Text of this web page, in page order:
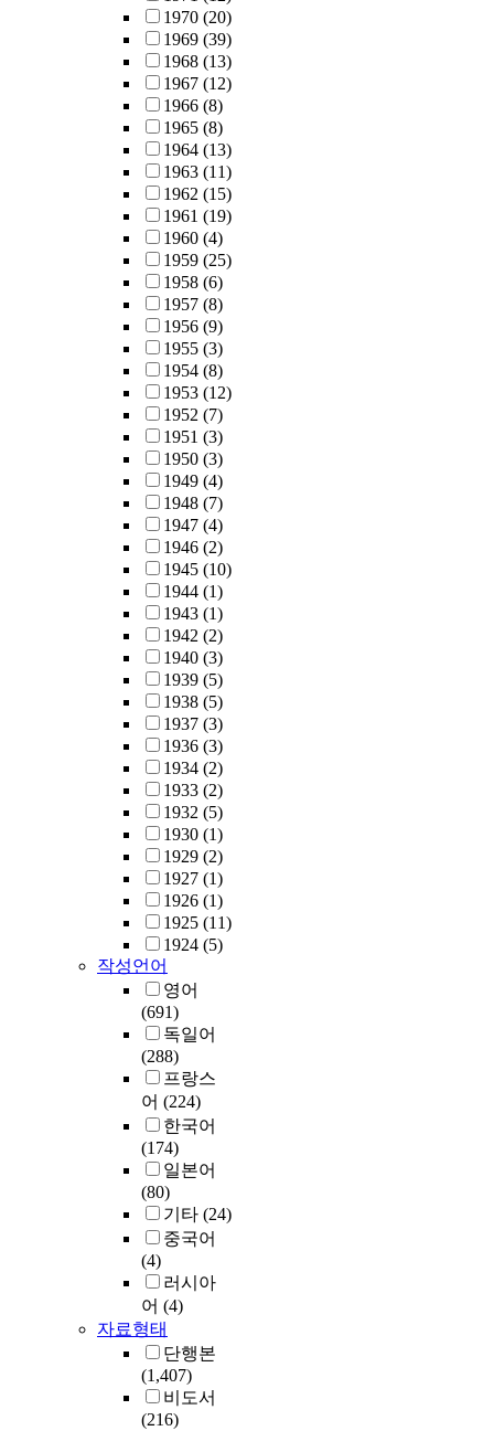
1970 (20)
1969 (39)
1968 (13)
1967 (12)
1966 (8)
1965 (8)
1964 (13)
1963 (11)
1962 (15)
1961 (19)
1960 (4)
1959 (25)
1958 (6)
1957 (8)
1956 (9)
1955 (3)
1954 (8)
1953 (12)
1952 (7)
1951 (3)
1950 (3)
1949 (4)
1948 (7)
1947 (4)
1946 (2)
1945 (10)
1944 (1)
1943 (1)
1942 (2)
1940 (3)
1939 (5)
1938 (5)
1937 (3)
1936 (3)
1934 (2)
1933 (2)
1932 (5)
1930 (1)
1929 (2)
1927 (1)
1926 (1)
1925 (11)
1924 (5)
작성언어
영어
(691)
독일어
(288)
프랑스
어 (224)
한국어
(174)
일본어
(80)
기타 (24)
중국어
(4)
러시아
어 (4)
자료형태
단행본
(1,407)
비도서
(216)